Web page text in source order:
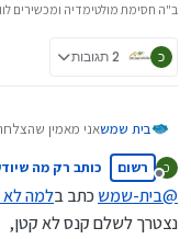
ב"ה חסימת מולטימדיה ומכשירים
כ 2 תגובות
בית שמשאני מאמין
הרי כיום הריביות
שהריביות יהיו
כ
מנותק
רשום כותב רק מה
@בית-שמשכתב בלמה לא
נצטרך לשלם קנס לא קטן,